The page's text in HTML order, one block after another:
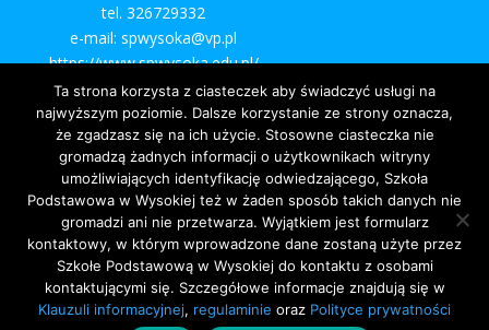
tel. 326729332
e-mail: spwysoka@vp.pl
https://www.spwysoka.edu.pl/
Ta strona korzysta z ciasteczek aby świadczyć usługi na
najwyższym poziomie. Dalsze korzystanie ze strony oznacza,
że zgadzasz się na ich użycie. Stosowne ciasteczka nie
gromadzą żadnych informacji o użytkownikach witryny
umożliwiających identyfikację odwiedzającego, Szkoła
Podstawowa w Wysokiej też w żaden sposób takich danych nie
gromadzi ani nie przetwarza. Wyjątkiem jest formularz
kontaktowy, w którym wprowadzone dane zostaną użyte przez
Szkołe Podstawową w Wysokiej do kontaktu z osobami
kontaktującymi się. Szczegółowe informacje znajdują się w
Klauzuli informacyjnej, regulaminie oraz Polityce prywatności